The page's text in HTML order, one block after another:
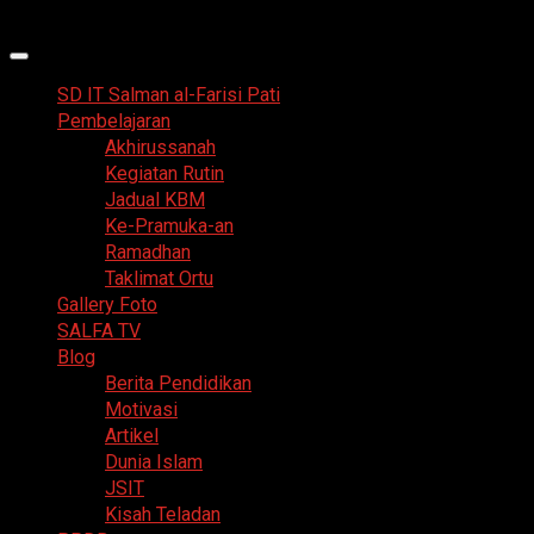
to
Primary
MenuSD IT Salman al-Farisi Pati
Pembelajaran
Akhirussanah
Kegiatan Rutin
Jadual KBM
Ke-Pramuka-an
Ramadhan
Taklimat Ortu
Gallery Foto
SALFA TV
Blog
Berita Pendidikan
Motivasi
Artikel
Dunia Islam
JSIT
Kisah Teladan